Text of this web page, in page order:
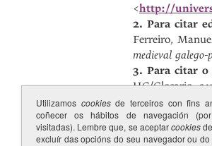
<http://
2. Para citar
Ferreiro,
medieval galego-
3. Para citar o
UC/Glosario,
da Coruña <
Agradecemos
Utilizamos cookiesde terceiros con fins
coñecer os hábitos de navegación
visitadas). Lembre que, se aceptarcookies
excluír das opcións do seu navegador ou